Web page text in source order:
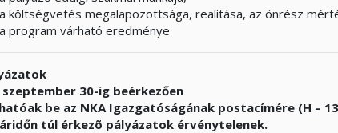
a költségvetés megalapozottsága, realitása, az önrész
a program várható eredménye
szeptember 30-ig beérkezően
be az NKA Igazgatóságának postacímére (H –
túl érkezõ pályázatok érvénytelenek.